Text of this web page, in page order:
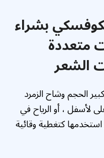
بشراء
متعددة
الشعر
الحجموشاح الزمرد
لأسفل ، أو الرياح في
كتغطية وقائية